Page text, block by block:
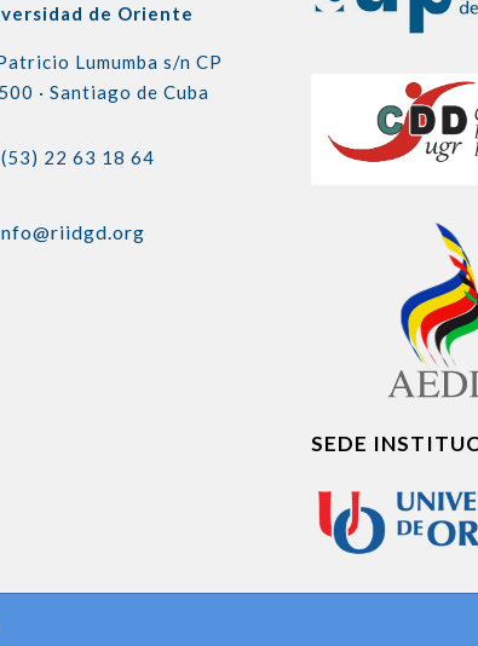
de Oriente
Lumumba s/n CP
· Santiago de Cuba
22 63 18 64
SEDE